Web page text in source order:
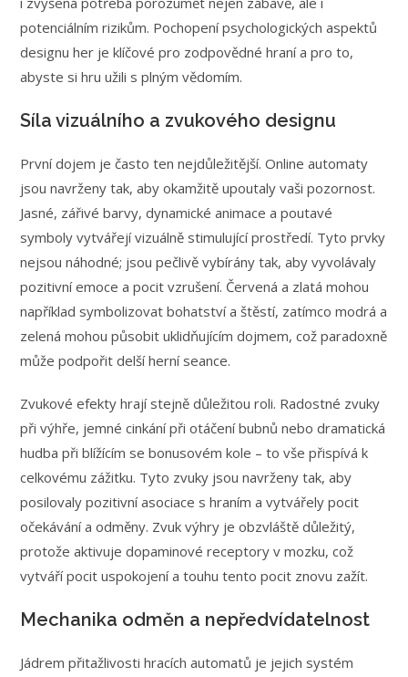
potenciálním rizikům. Pochopení psychologických aspektů
designu her je klíčové pro zodpovědné hraní a pro to,
abyste si hru užili s plným vědomím.
Síla vizuálního a zvukového designu
První dojem je často ten nejdůležitější. Online automaty
jsou navrženy tak, aby okamžitě upoutaly vaši pozornost.
Jasné, zářivé barvy, dynamické animace a poutavé
symboly vytvářejí vizuálně stimulující prostředí. Tyto prvky
nejsou náhodné; jsou pečlivě vybírány tak, aby vyvolávaly
pozitivní emoce a pocit vzrušení. Červená a zlatá mohou
například symbolizovat bohatství a štěstí, zatímco modrá a
zelená mohou působit uklidňujícím dojmem, což paradoxně
může podpořit delší herní seance.
Zvukové efekty hrají stejně důležitou roli. Radostné zvuky
při výhře, jemné cinkání při otáčení bubnů nebo dramatická
hudba při blížícím se bonusovém kole – to vše přispívá k
celkovému zážitku. Tyto zvuky jsou navrženy tak, aby
posilovaly pozitivní asociace s hraním a vytvářely pocit
očekávání a odměny. Zvuk výhry je obzvláště důležitý,
protože aktivuje dopaminové receptory v mozku, což
vytváří pocit uspokojení a touhu tento pocit znovu zažít.
Mechanika odměn a nepředvídatelnost
Jádrem přitažlivosti hracích automatů je jejich systém